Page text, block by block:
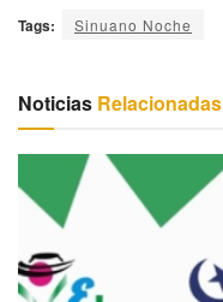
Tags: Sinuano Noche
Noticias Relacionadas